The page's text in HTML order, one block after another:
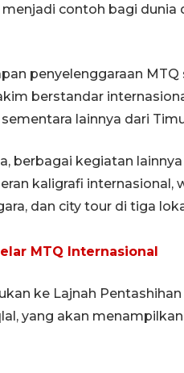
contoh bagi
penyelenggaraan
berstandar
lainnya dari
berbagai kegiatan
kaligrafi internasional,
dan city tour di tiga
MTQ Internasional
ke Lajnah
yang akan